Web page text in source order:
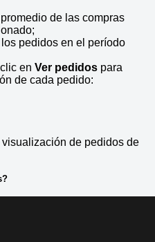
de las compras
pedidos en el período
en Ver pedidos para
de cada pedido:
visualización de pedidos de